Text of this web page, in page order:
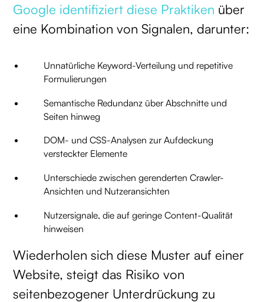
Google identifiziert diese Praktiken über
eine Kombination von Signalen, darunter:
Unnatürliche Keyword-Verteilung und repetitive
Formulierungen
Semantische Redundanz über Abschnitte und
Seiten hinweg
DOM- und CSS-Analysen zur Aufdeckung
versteckter Elemente
Unterschiede zwischen gerenderten Crawler-
Ansichten und Nutzeransichten
Nutzersignale, die auf geringe Content-Qualität
hinweisen
Wiederholen sich diese Muster auf einer
Website, steigt das Risiko von
seitenbezogener Unterdrückung zu